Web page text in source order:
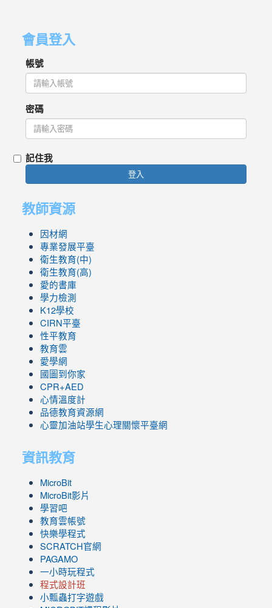
會員登入
帳號
密碼
記住我
登入
教師資源
因材網
專業發展平臺
衛生教育(中)
衛生教育(高)
愛的書庫
學力檢測
K12學校
CIRN平臺
性平教育
教育雲
愛學網
國圖到你家
CPR+AED
心情溫度計
品德教育資源網
心靈加油站學生心理關懷平臺網
資訊教育
MicroBit
MicroBit影片
學習吧
教育雲帳號
快樂學程式
SCRATCH官網
PAGAMO
一小時玩程式
程式設計班
小瓢蟲打字遊戲